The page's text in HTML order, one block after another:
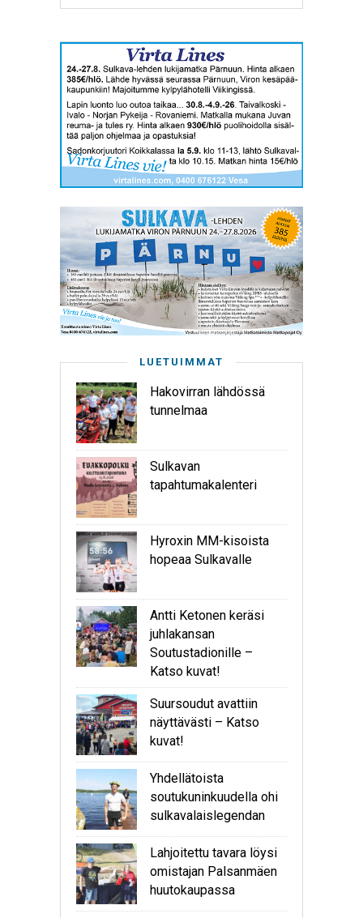
LUETUIMMAT
Hakovirran lähdössä
tunnelmaa
Sulkavan
tapahtumakalenteri
Hyroxin MM-kisoista
hopeaa Sulkavalle
Antti Ketonen keräsi
juhlakansan
Soutustadionille –
Katso kuvat!
Suursoudut avattiin
näyttävästi – Katso
kuvat!
Yhdellätoista
soutukuninkuudella ohi
sulkavalaislegendan
Lahjoitettu tavara löysi
omistajan Palsanmäen
huutokaupassa